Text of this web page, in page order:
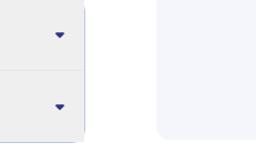
EU geprüft. Für eine Top-
sind für Vegetarier bzw.